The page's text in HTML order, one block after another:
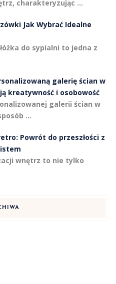
charakteryzując …
Jak Wybrać Idealne
do sypialni to jedna z
galerię ścian w
kreatywność i osobowość
galerii ścian w
…
Powrót do przeszłości z
wnętrz to nie tylko